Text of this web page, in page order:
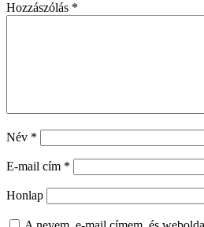
Hozzászólás *
Név *
E-mail cím *
Honlap